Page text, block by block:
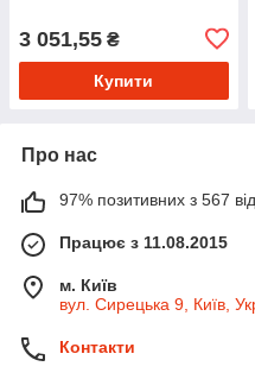
3 051,55 ₴
Купити
Про нас
97% позитивних з 567
Працює з 11.08.2015
м. Київ
вул. Сирецька 9, Київ,
Контакти